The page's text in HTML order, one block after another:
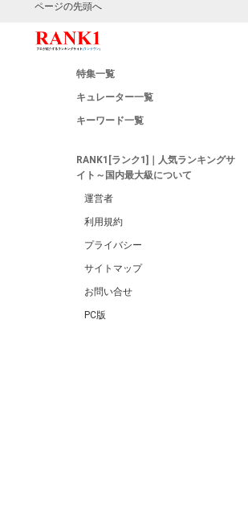
ページの先頭へ
特集一覧
キュレーター一覧
キーワード一覧
RANK1[ランク1]｜人気ランキングサ
イト～国内最大級について
運営者
利用規約
プライバシー
サイトマップ
お問い合せ
PC版